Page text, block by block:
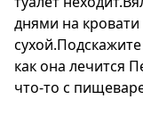
днями на кровати
как она лечится
что-то с